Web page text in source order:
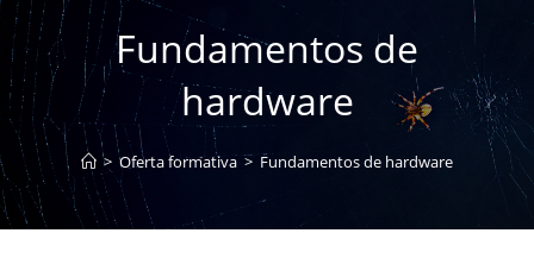
Fundamentos de
hardware
> Oferta formativa > Fundamentos de hardware